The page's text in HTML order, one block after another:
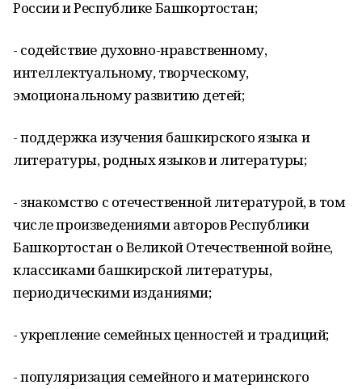
России и Республике Башкортостан;
- содействие духовно-нравственному,
интеллектуальному, творческому,
эмоциональному развитию детей;
- поддержка изучения башкирского языка и
литературы, родных языков и литературы;
- знакомство с отечественной литературой, в том
числе произведениями авторов Республики
Башкортостан о Великой Отечественной войне,
классиками башкирской литературы,
периодическими изданиями;
- укрепление семейных ценностей и традиций;
- популяризация семейного и материнского